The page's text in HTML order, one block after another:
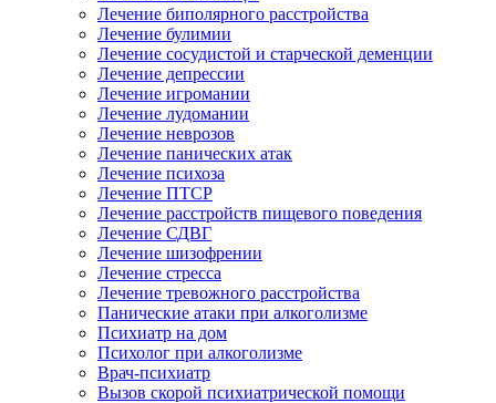
Лечение биполярного расстройства
Лечение булимии
Лечение сосудистой и старческой деменции
Лечение депрессии
Лечение игромании
Лечение лудомании
Лечение неврозов
Лечение панических атак
Лечение психоза
Лечение ПТСР
Лечение расстройств пищевого поведения
Лечение СДВГ
Лечение шизофрении
Лечение стресса
Лечение тревожного расстройства
Панические атаки при алкоголизме
Психиатр на дом
Психолог при алкоголизме
Врач-психиатр
Вызов скорой психиатрической помощи